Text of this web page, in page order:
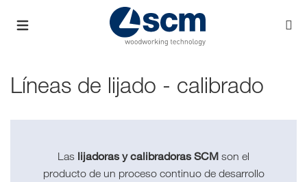
Líneas de lijado - calibrado
Las lijadoras y calibradoras SCM son el
producto de un proceso continuo de desarrollo